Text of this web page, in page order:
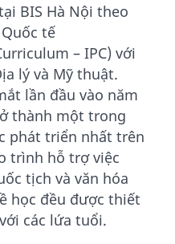
BIS Hà Nội theo
tế
– IPC) với
lý và Mỹ thuật.
lần đầu vào năm
thành một trong
phát triển nhất trên
trình hỗ trợ việc
tịch và văn hóa
học đều được thiết
các lứa tuổi.